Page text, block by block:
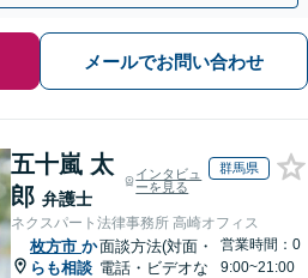
メールでお問い合わせ
五十嵐 太
郎 弁護士
インタビュ
ーを見る
群馬県
ネクスパート法律事務所 高崎オフィス
枚方市 か
らも相談
面談方法(対面・
電話・ビデオな
営業時間：0
9:00~21:00